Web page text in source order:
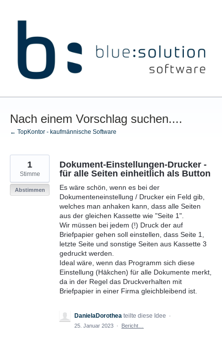
Nach einem Vorschlag suchen....
← TopKontor - kaufmännische Software
Dokument-Einstellungen-Drucker -
für alle Seiten einheitlich als Button
Es wäre schön, wenn es bei der
Dokumenteneinstellung / Drucker ein Feld gib,
welches man anhaken kann, dass alle Seiten
aus der gleichen Kassette wie "Seite 1".
Wir müssen bei jedem (!) Druck der auf
Briefpapier gehen soll einstellen, dass Seite 1,
letzte Seite und sonstige Seiten aus Kassette 3
gedruckt werden.
Ideal wäre, wenn das Programm sich diese
Einstellung (Häkchen) für alle Dokumente merkt,
da in der Regel das Druckverhalten mit
Briefpapier in einer Firma gleichbleibend ist.
1
Stimme
Abstimmen
DanielaDorothea teilte diese Idee
·
25. Januar 2023 · Bericht…